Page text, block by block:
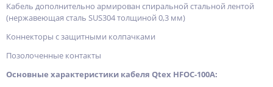
Кабель дополнительно армирован спиральной стальной лентой
(нержавеющая сталь SUS304 толщиной 0,3 мм)
Коннекторы с защитными колпачками
Позолоченные контакты
Основные характеристики кабеля Qtex HFOC-100A: